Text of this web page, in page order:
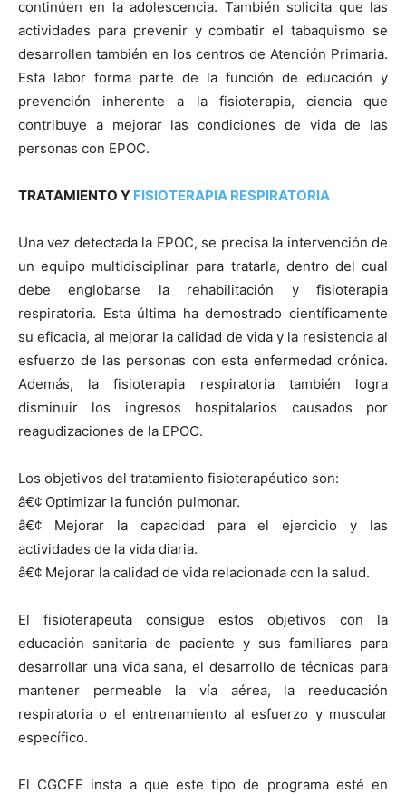
continúen en la adolescencia. También solicita que las
actividades para prevenir y combatir el tabaquismo se
desarrollen también en los centros de Atención Primaria.
Esta labor forma parte de la función de educación y
prevención inherente a la fisioterapia, ciencia que
contribuye a mejorar las condiciones de vida de las
personas con EPOC.
TRATAMIENTO Y FISIOTERAPIA RESPIRATORIA
Una vez detectada la EPOC, se precisa la intervención de
un equipo multidisciplinar para tratarla, dentro del cual
debe englobarse la rehabilitación y fisioterapia
respiratoria. Esta última ha demostrado cientí­ficamente
su eficacia, al mejorar la calidad de vida y la resistencia al
esfuerzo de las personas con esta enfermedad crónica.
Además, la fisioterapia respiratoria también logra
disminuir los ingresos hospitalarios causados por
reagudizaciones de la EPOC.
Los objetivos del tratamiento fisioterapéutico son:
â€¢ Optimizar la función pulmonar.
â€¢ Mejorar la capacidad para el ejercicio y las
actividades de la vida diaria.
â€¢ Mejorar la calidad de vida relacionada con la salud.
El fisioterapeuta consigue estos objetivos con la
educación sanitaria de paciente y sus familiares para
desarrollar una vida sana, el desarrollo de técnicas para
mantener permeable la ví­a aérea, la reeducación
respiratoria o el entrenamiento al esfuerzo y muscular
especí­fico.
El CGCFE insta a que este tipo de programa esté en